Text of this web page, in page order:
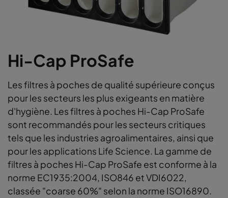
Hi-Cap ProSafe
Les filtres à poches de qualité supérieure conçus
pour les secteurs les plus exigeants en matière
d'hygiène. Les filtres à poches Hi-Cap ProSafe
sont recommandés pour les secteurs critiques
tels que les industries agroalimentaires, ainsi que
pour les applications Life Science. La gamme de
filtres à poches Hi-Cap ProSafe est conforme à la
norme EC1935:2004, ISO846 et VDI6022,
classée "coarse 60%" selon la norme ISO16890.